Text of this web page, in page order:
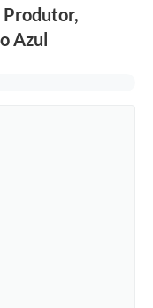
Produtor,
Azul